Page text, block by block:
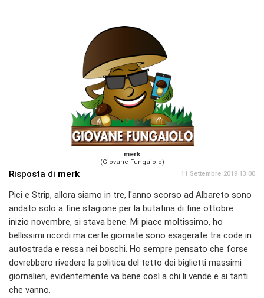
merk
(Giovane Fungaiolo)
Risposta di merk 11 Settembre 2019 13:00
Pici e Strip, allora siamo in tre, l'anno scorso ad Albareto sono
andato solo a fine stagione per la butatina di fine ottobre
inizio novembre, si stava bene. Mi piace moltissimo, ho
bellissimi ricordi ma certe giornate sono esagerate tra code in
autostrada e ressa nei boschi. Ho sempre pensato che forse
dovrebbero rivedere la politica del tetto dei biglietti massimi
giornalieri, evidentemente va bene così a chi li vende e ai tanti
che vanno.